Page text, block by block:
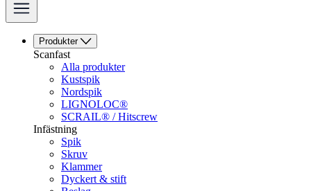
Produkter
Scanfast
Alla produkter
Kustspik
Nordspik
LIGNOLOC®
SCRAIL® / Hitscrew
Infästning
Spik
Skruv
Klammer
Dyckert & stift